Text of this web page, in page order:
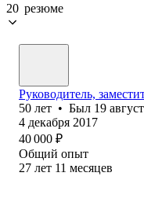
20 резюме
Руководитель,
50 лет • Был 19
4 декабря 2017
40 000 ₽
Общий опыт
27 лет 11 месяцев